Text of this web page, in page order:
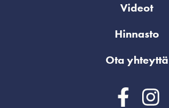
Videot
Hinnasto
Ota yhteyttä